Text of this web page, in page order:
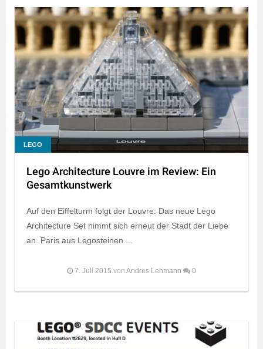
LEGO
Lego Architecture Louvre im Review: Ein
Gesamtkunstwerk
Auf den Eiffelturm folgt der Louvre: Das neue Lego
Architecture Set nimmt sich erneut der Stadt der Liebe
an. Paris aus Legosteinen ...
7. Juli 2015 von Andres Lehmann 0